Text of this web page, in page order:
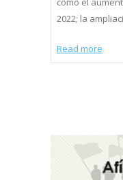
2022; la
Read more